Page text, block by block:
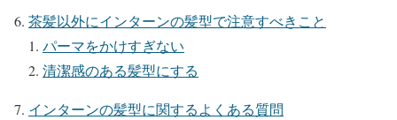
茶髪以外にインターンの髪型で注意すべきこと
パーマをかけすぎない
清潔感のある髪型にする
インターンの髪型に関するよくある質問